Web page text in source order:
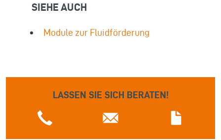
SIEHE AUCH
Module zur Fluidförderung
LASSEN SIE SICH BERATEN!